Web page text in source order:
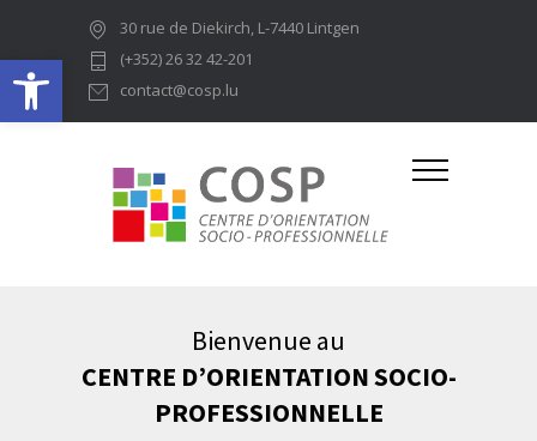
Ouvrir la barre d’outils
30 rue de Diekirch, L-7440 Lintgen
(+352) 26 32 42-201
contact@cosp.lu
Bienvenue au
CENTRE D’ORIENTATION SOCIO-
PROFESSIONNELLE